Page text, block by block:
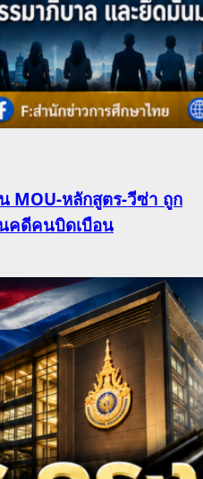
MOU-หลักสูตร-วีซ่า ถูก
คดีคนบิดเบือน